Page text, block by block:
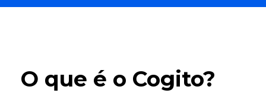
O que é o Cogito?